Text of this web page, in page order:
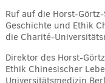
Ruf auf die Horst-
Geschichte und Ethik
die Charité-
Direktor des Horst-
Ethik Chinesischer
Universitätsmedizin